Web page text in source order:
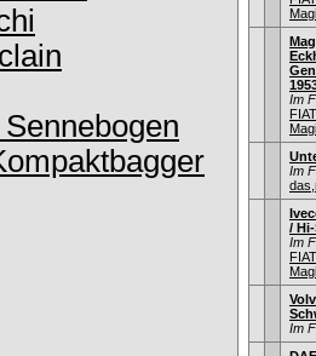
Im
Im
/
Im
Im